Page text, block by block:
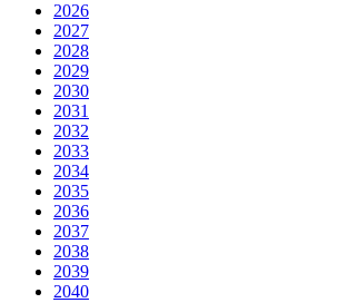
2026
2027
2028
2029
2030
2031
2032
2033
2034
2035
2036
2037
2038
2039
2040